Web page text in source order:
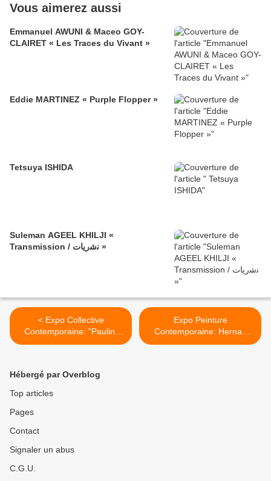
Vous aimerez aussi
Emmanuel AWUNI & Maceo GOY-
CLAIRET « Les Traces du Vivant »
Eddie MARTINEZ « Purple Flopper »
Tetsuya ISHIDA
Suleman AGEEL KHILJI «
Transmission / ﻧﺷرﯾﺎت »
< Expo Collective
Contemporaine: "Paulin,
Paulin, Paulin”
Expo Peinture
Contemporaine: Hernan
BAS “FRUITS AND
Hébergé par Overblog
Top articles
Pages
Contact
Signaler un abus
C.G.U.